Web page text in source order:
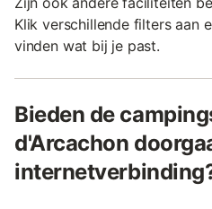
Klik verschillende filters aan
vinden wat bij je past.
Bieden de
d'Arcachon